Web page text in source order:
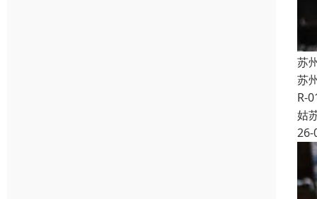
苏
苏
R-
姑
26-